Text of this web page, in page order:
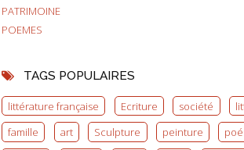
PATRIMOINE
POEMES
TAGS POPULAIRES
littérature française Ecriture société
famille
art Sculpture peinture